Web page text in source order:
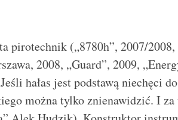
pirotechnik („8780h”, 2007/2008,
2008, „Guard”, 2009,
hałas jest podstawą niechęci
można tylko znienawidzić. I